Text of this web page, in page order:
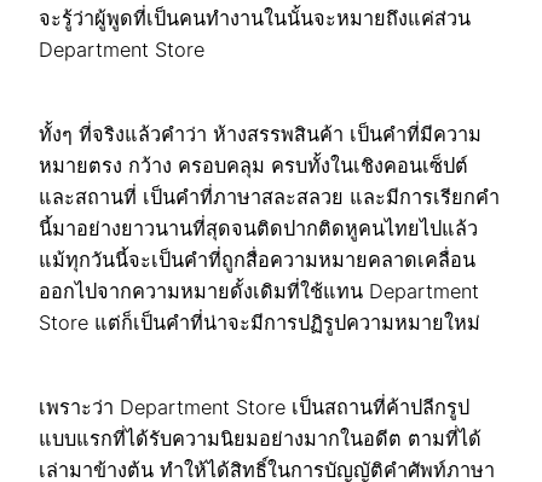
จะรู้ว่าผู้พูดที่เป็นคนทำงานในนั้นจะหมายถึงแค่ส่วน
Department Store
ทั้งๆ ที่จริงแล้วคำว่า ห้างสรรพสินค้า เป็นคำที่มีความ
หมายตรง กว้าง ครอบคลุม ครบทั้งในเชิงคอนเซ็ปต์
และสถานที่ เป็นคำที่ภาษาสละสลวย และมีการเรียกคำ
นี้มาอย่างยาวนานที่สุดจนติดปากติดหูคนไทยไปแล้ว
แม้ทุกวันนี้จะเป็นคำที่ถูกสื่อความหมายคลาดเคลื่อน
ออกไปจากความหมายดั้งเดิมที่ใช้แทน Department
Store แต่ก็เป็นคำที่น่าจะมีการปฏิรูปความหมายใหม่
เพราะว่า Department Store เป็นสถานที่ค้าปลีกรูป
แบบแรกที่ได้รับความนิยมอย่างมากในอดีต ตามที่ได้
เล่ามาข้างต้น ทำให้ได้สิทธิ์ในการบัญญัติคำศัพท์ภาษา